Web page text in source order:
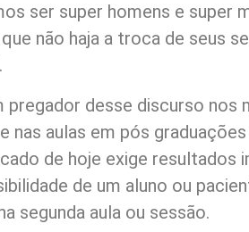
ser super homens e super
não haja a troca de seus
pregador desse discurso nos
nas aulas em pós
de hoje exige resultados
de um aluno ou
segunda aula ou sessão.